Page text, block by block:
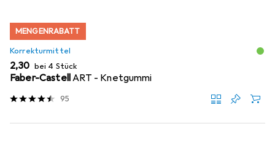
MENGENRABATT
Korrekturmittel
EUR
2,30 bei 4 Stück
Faber-CastellART - Knetgummi
95